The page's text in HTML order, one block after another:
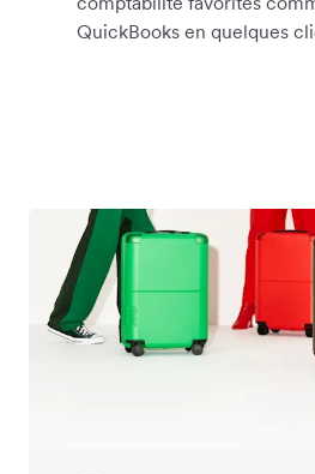
QuickBooks en quelques